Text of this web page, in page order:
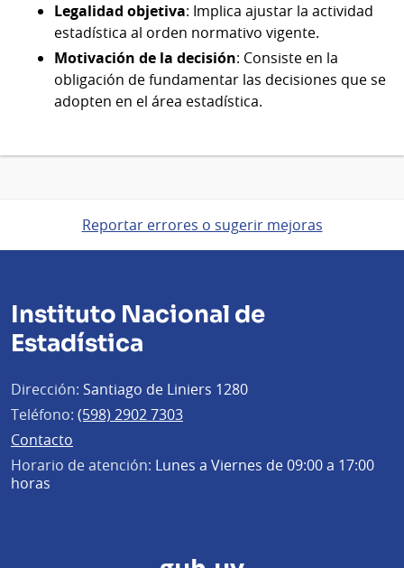
Legalidad objetiva: Implica ajustar la actividad
estadística al orden normativo vigente.
Motivación de la decisión: Consiste en la
obligación de fundamentar las decisiones que se
adopten en el área estadística.
Reportar errores o sugerir mejoras
Instituto Nacional de
Estadística
Dirección: Santiago de Liniers 1280
Teléfono: (598) 2902 7303
Contacto
Horario de atención: Lunes a Viernes de 09:00 a 17:00
horas